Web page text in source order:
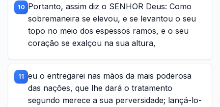
10 Portanto, assim diz o SENHOR Deus: Como
sobremaneira se elevou, e se levantou o seu
topo no meio dos espessos ramos, e o seu
coração se exalçou na sua altura,
11 eu o entregarei nas mãos da mais poderosa
das nações, que lhe dará o tratamento
segundo merece a sua perversidade; lançá-lo-